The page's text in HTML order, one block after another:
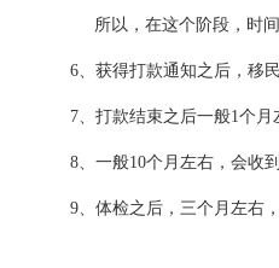
所以，在这个阶段，时间
6、获得打款通知之后，移民
7、打款结束之后一般1个月
8、一般10个月左右，会收到
9、体检之后，三个月左右，